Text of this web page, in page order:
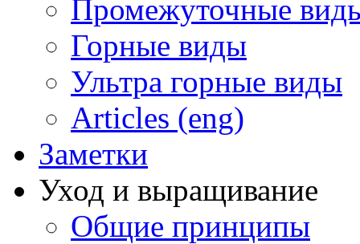
Промежуточные
Горные виды
Ультра горные виды
Articles (eng)
Заметки
Уход и выращивание
Общие принципы